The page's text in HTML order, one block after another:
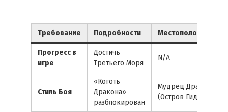
Требование Подробности Местоположение
Прогресс в
игре
Достичь
Третьего Моря
N/A
Стиль Боя
«Коготь
Дракона»
разблокирован
Мудрец Драконов
(Остров Гидры)